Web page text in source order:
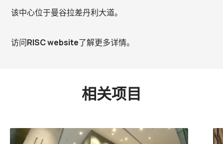
该中心位于曼谷拉差丹利大道。
访问RISC website了解更多详情。
相关项目